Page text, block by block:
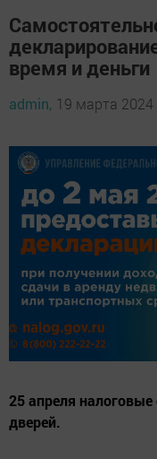
время и деньги
admin, 19 марта 2024
25 апреля
дверей.